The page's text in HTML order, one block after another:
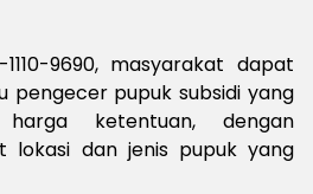
9690, masyarakat dapat
pengecer pupuk subsidi yang
ketentuan, dengan
lokasi dan jenis pupuk yang